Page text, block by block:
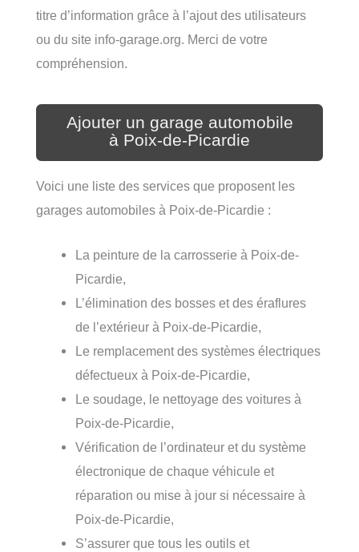
titre d’information grâce à l’ajout des utilisateurs
ou du site info-garage.org. Merci de votre
compréhension.
Ajouter un garage automobile
à Poix-de-Picardie
Voici une liste des services que proposent les
garages automobiles à Poix-de-Picardie :
La peinture de la carrosserie à Poix-de-
Picardie,
L’élimination des bosses et des éraflures
de l’extérieur à Poix-de-Picardie,
Le remplacement des systèmes électriques
défectueux à Poix-de-Picardie,
Le soudage, le nettoyage des voitures à
Poix-de-Picardie,
Vérification de l’ordinateur et du système
électronique de chaque véhicule et
réparation ou mise à jour si nécessaire à
Poix-de-Picardie,
S’assurer que tous les outils et